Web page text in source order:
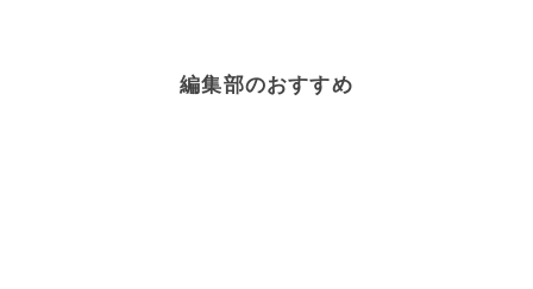
編集部のおすすめ